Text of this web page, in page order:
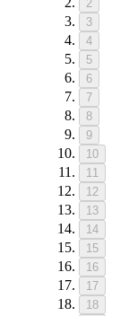
2
3
4
5
6
7
8
9
10
11
12
13
14
15
16
17
18